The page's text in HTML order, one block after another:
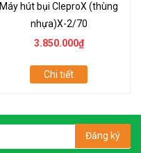
Máy hút bụi CleproX (thùng
nhựa)X-2/70
3.850.000₫
Chi tiết
Đăng ký